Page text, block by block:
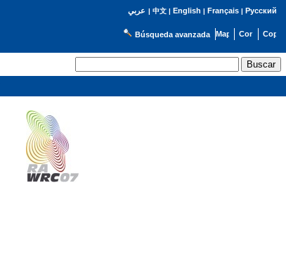
عربي | 中文| English | Français| Русский
Búsqueda avanzada